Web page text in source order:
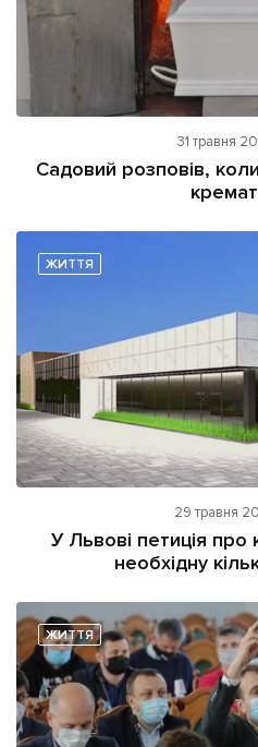
31 травня
Садовий розповів,
ЖИТТЯ
29 травня
У Львові петиція про
необхідну
ЖИТТЯ